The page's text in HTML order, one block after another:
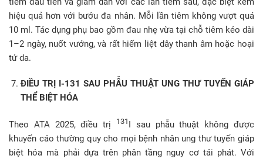
hiệu quả hơn với bướu đa nhân. Mỗi lần tiêm không vượt quá
10 ml. Tác dụng phụ bao gồm đau nhẹ vừa tại chỗ tiêm kéo dài
1–2 ngày, nuốt vướng, và rất hiếm liệt dây thanh âm hoặc hoại
tử da.
ĐIỀU TRỊ I-131 SAU PHẪU THUẬT UNG THƯ TUYẾN GIÁP
THỂ BIỆT HÓA
Theo ATA 2025, điều trị 131 I sau phẫu thuật không được
khuyến cáo thường quy cho mọi bệnh nhân ung thư tuyến giáp
biệt hóa mà phải dựa trên phân tầng nguy cơ tái phát. Với